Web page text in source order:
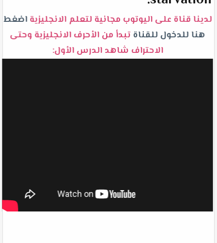
لدينا قناة على اليوتوب مجانية لتعلم الانجليزيةاضغط
هنا للدخول للقناةتبدأ من الأحرف الانجليزية وحتى
الاحتراف شاهد الدرس الأول: